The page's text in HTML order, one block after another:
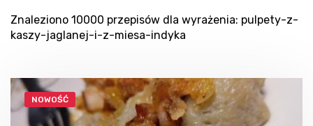
Znaleziono 10000 przepisów dla wyrażenia: pulpety-z-
kaszy-jaglanej-i-z-miesa-indyka
NOWOŚĆ